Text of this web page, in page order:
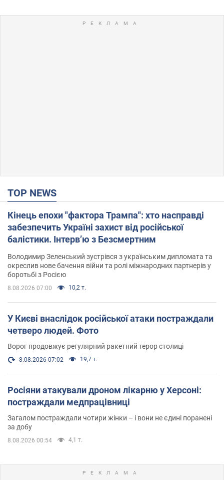
TOP NEWS
Кінець епохи "фактора Трампа": хто насправді
забезпечить Україні захист від російської
балістики. Інтерв’ю з Безсмертним
Володимир Зеленський зустрівся з українським дипломата та
окреслив нове бачення війни та ролі міжнародних партнерів у
боротьбі з Росією
8.08.2026 07:00 10,2 т.
У Києві внаслідок російської атаки постраждали
четверо людей. Фото
Ворог продовжує регулярний ракетний терор столиці
8.08.2026 07:02 19,7 т.
Росіяни атакували дроном лікарню у Херсоні:
постраждали медпрацівниці
Загалом постраждали чотири жінки – і вони не єдині поранені
за добу
8.08.2026 00:54 4,1 т.